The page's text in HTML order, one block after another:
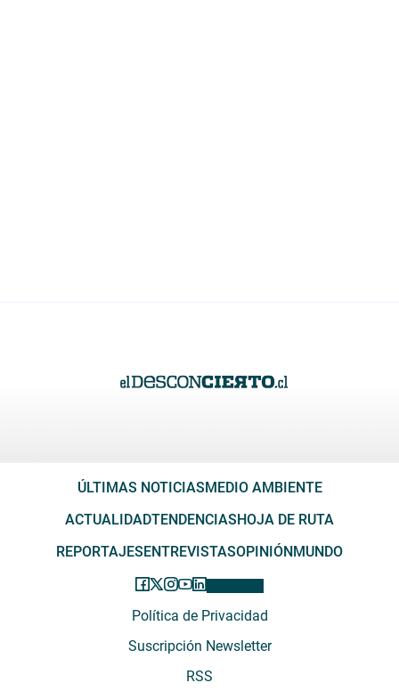
ÚLTIMAS NOTICIASMEDIO AMBIENTE
ACTUALIDADTENDENCIASHOJA DE RUTA
REPORTAJESENTREVISTASOPINIÓNMUNDO
Política de Privacidad
Suscripción Newsletter
RSS